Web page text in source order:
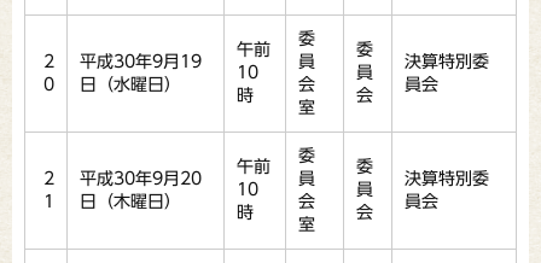
2
0
平成30年9月19
日（水曜日）
午前
10
時
委
員
会
室
委
員
会
決算特別委
員会
2
1
平成30年9月20
日（木曜日）
午前
10
時
委
員
会
室
委
員
会
決算特別委
員会